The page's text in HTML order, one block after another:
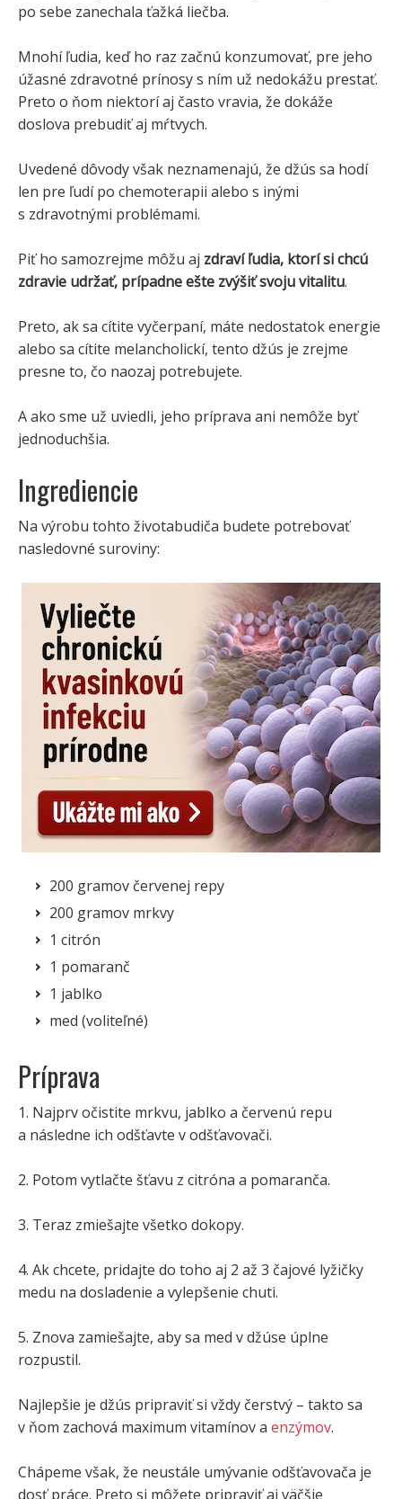
po sebe zanechala ťažká liečba.
Mnohí ľudia, keď ho raz začnú konzumovať, pre jeho
úžasné zdravotné prínosy s ním už nedokážu prestať.
Preto o ňom niektorí aj často vravia, že dokáže
doslova prebudiť aj mŕtvych.
Uvedené dôvody však neznamenajú, že džús sa hodí
len pre ľudí po chemoterapii alebo s inými
s zdravotnými problémami.
Piť ho samozrejme môžu aj zdraví ľudia, ktorí si chcú
zdravie udržať, prípadne ešte zvýšiť svoju vitalitu.
Preto, ak sa cítite vyčerpaní, máte nedostatok energie
alebo sa cítite melancholickí, tento džús je zrejme
presne to, čo naozaj potrebujete.
A ako sme už uviedli, jeho príprava ani nemôže byť
jednoduchšia.
Ingrediencie
Na výrobu tohto životabudiča budete potrebovať
nasledovné suroviny:
200 gramov červenej repy
200 gramov mrkvy
1 citrón
1 pomaranč
1 jablko
med (voliteľné)
Príprava
1. Najprv očistite mrkvu, jablko a červenú repu
a následne ich odšťavte v odšťavovači.
2. Potom vytlačte šťavu z citróna a pomaranča.
3. Teraz zmiešajte všetko dokopy.
4. Ak chcete, pridajte do toho aj 2 až 3 čajové lyžičky
medu na dosladenie a vylepšenie chuti.
5. Znova zamiešajte, aby sa med v džúse úplne
rozpustil.
Najlepšie je džús pripraviť si vždy čerstvý – takto sa
v ňom zachová maximum vitamínov a enzýmov.
Chápeme však, že neustále umývanie odšťavovača je
dosť práce. Preto si môžete pripraviť aj väčšie